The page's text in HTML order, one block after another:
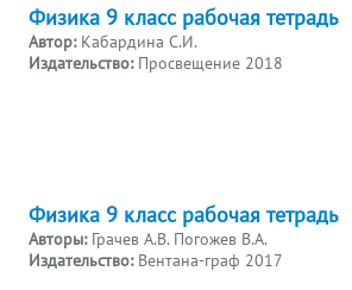
Физика 9 класс рабочая тетрадь
Автор: Кабардина С.И.
Издательство: Просвещение 2018
Физика 9 класс рабочая тетрадь
Авторы: Грачев А.В. Погожев В.А.
Издательство: Вентана-граф 2017